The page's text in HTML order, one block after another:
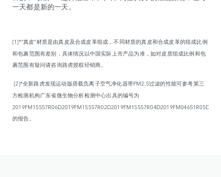
一天都是新的一天。
[1]*“真皮”材质是由真皮及合成皮革组成，不同材质的真皮和合成皮革的组成比例
和包裹范围有差别，具体情况以中国实际上市产品为准，如对皮质组成比例和包
裹范围有疑问请咨询路虎授权经销商。
[2]*全新路虎发现运动版搭载负离子空气净化器带PM2.5过滤的性能可参考第三
方检测机构广东省微生物分析检测中心出具的编号为
2019FM15557R06D2019FM15557R02D2019FM15557R04D2019FM04651R05D
的报告。